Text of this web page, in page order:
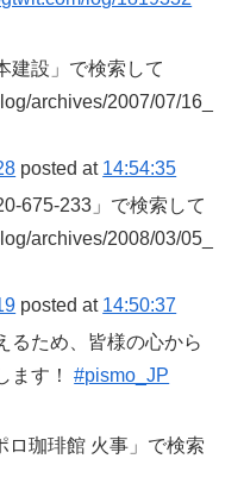
建設」で検索して
archives/2007/07/16_
posted at 14:54:35
675-233」で検索して
archives/2008/03/05_
posted at 14:50:37
るため、皆様の心から
ます！#pismo_JP
ロ珈琲館 火事」で検索